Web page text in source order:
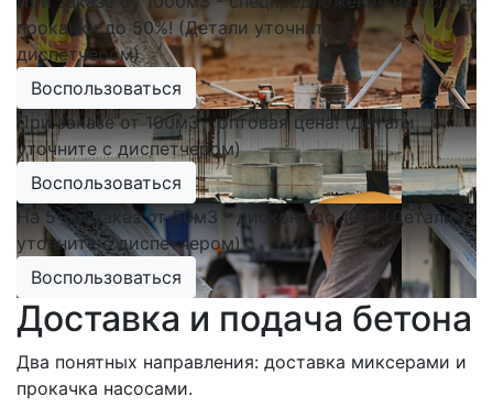
прокачки до 50%! (Детали уточните с
диспетчером)
Воспользоваться
При заказе от 100м3 - оптовая цена! (Детали
уточните с диспетчером)
Воспользоваться
На 5-ый заказ от 50м3 - дисконт до 10%! (Детали
уточните с диспетчером)
Воспользоваться
Доставка и подача бетона
Два понятных направления: доставка миксерами и
прокачка насосами.